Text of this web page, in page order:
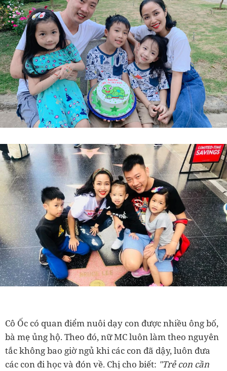
Cô Ốc có quan điểm nuôi dạy con được nhiều ông bố,
bà mẹ ủng hộ. Theo đó, nữ MC luôn làm theo nguyên
tắckhông bao giờ ngủ khi các con đã dậy, luôn đưa
các con đi học và đón về. Chị cho biết: "Trẻ con cần